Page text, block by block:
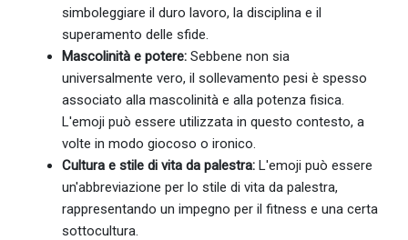
simboleggiare il duro lavoro, la disciplina e il
superamento delle sfide.
Mascolinità e potere: Sebbene non sia
universalmente vero, il sollevamento pesi è spesso
associato alla mascolinità e alla potenza fisica.
L'emoji può essere utilizzata in questo contesto, a
volte in modo giocoso o ironico.
Cultura e stile di vita da palestra: L'emoji può essere
un'abbreviazione per lo stile di vita da palestra,
rappresentando un impegno per il fitness e una certa
sottocultura.